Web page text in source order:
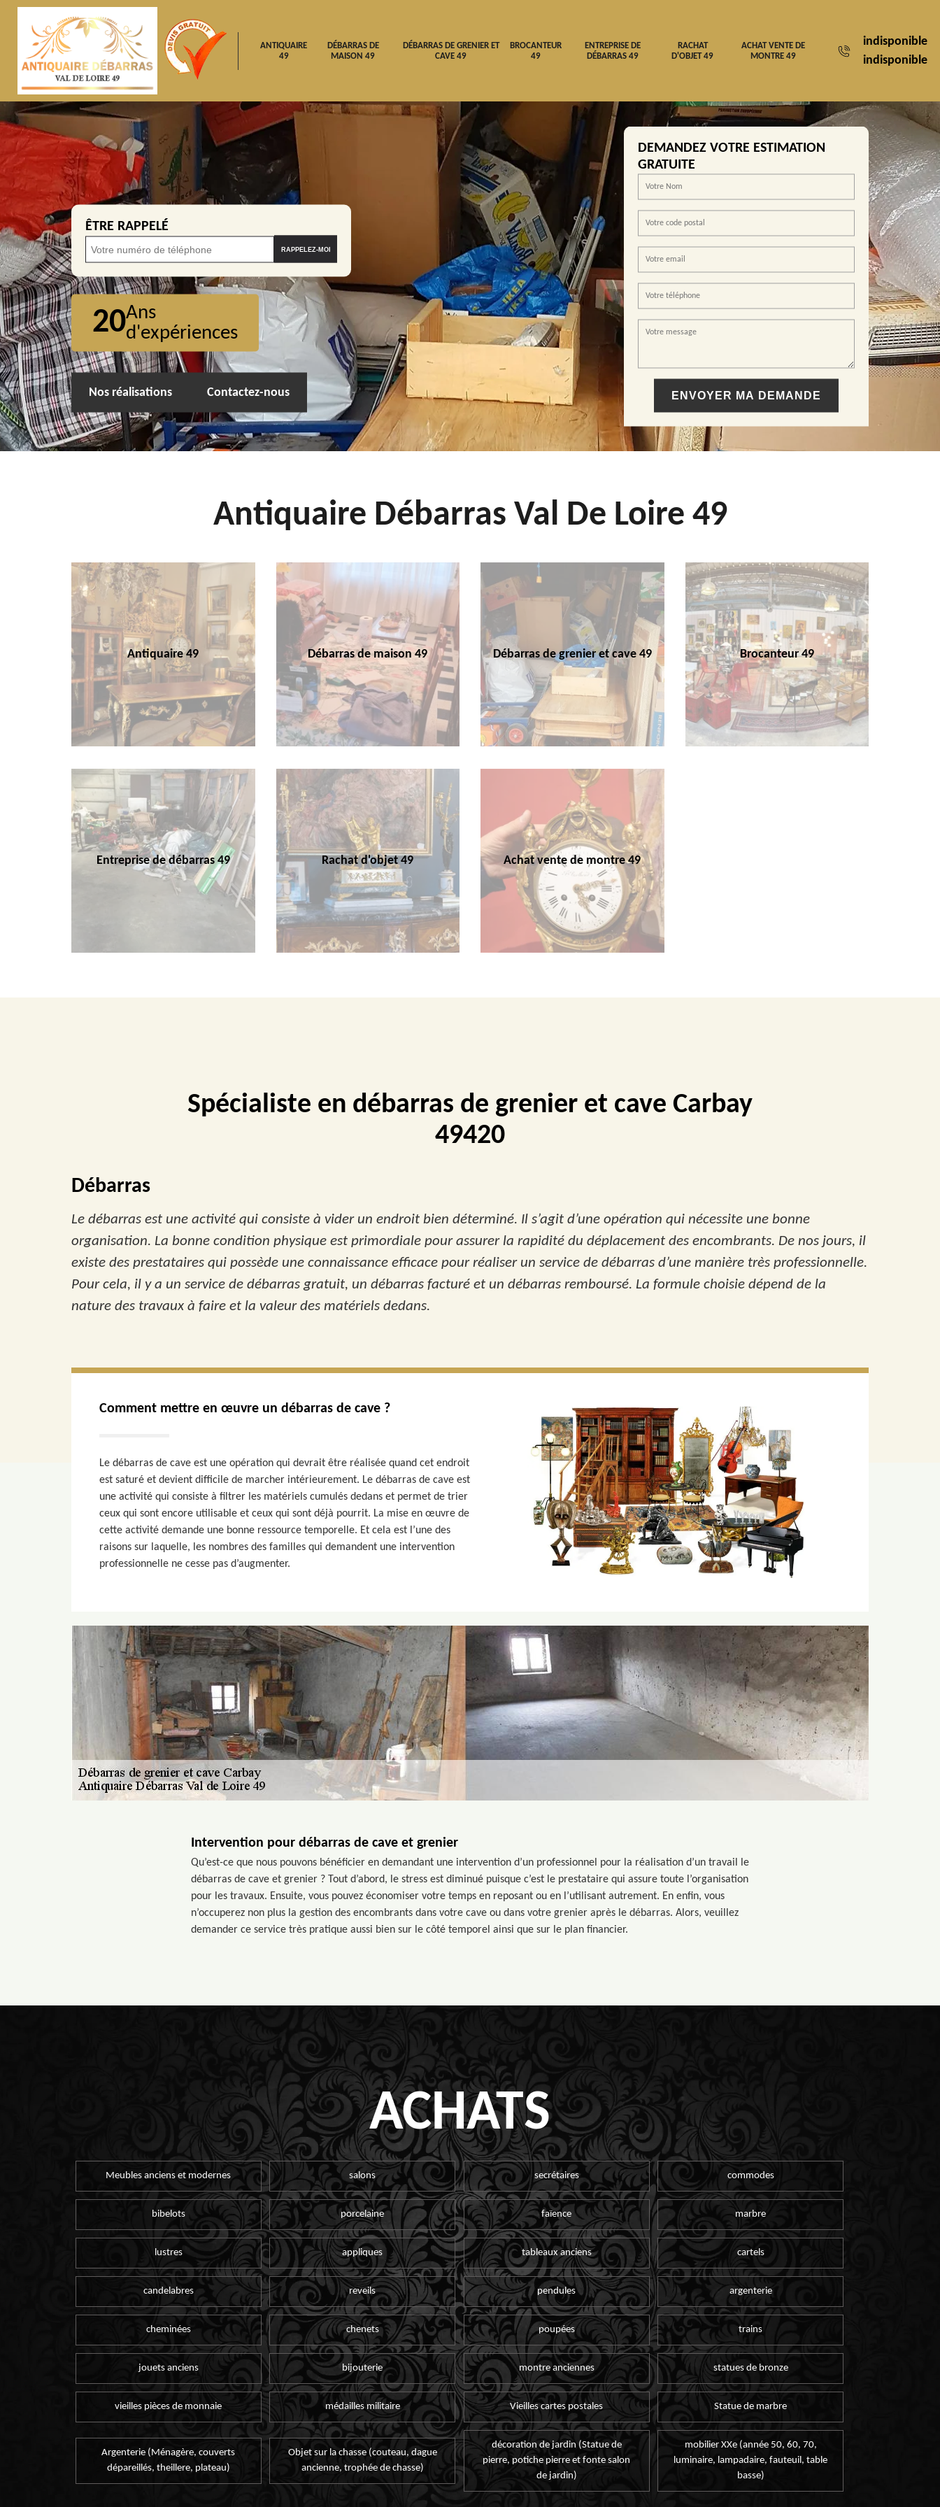
ANTIQUAIRE
49
DÉBARRAS DE
MAISON 49
DÉBARRAS DE GRENIER ET
CAVE 49
BROCANTEUR
49
ENTREPRISE DE
DÉBARRAS 49
RACHAT
D'OBJET 49
ACHAT VENTE DE
MONTRE 49
indisponible
indisponible
ÊTRE RAPPELÉ
20Ans
d'expériences
Nos réalisations Contactez-nous
DEMANDEZ VOTRE ESTIMATION
GRATUITE
Antiquaire Débarras Val De Loire 49
Antiquaire 49 Débarras de maison 49 Débarras de grenier et cave 49 Brocanteur 49
Entreprise de débarras 49 Rachat d'objet 49 Achat vente de montre 49
Spécialiste en débarras de grenier et cave Carbay
49420
Débarras
Le débarras est une activité qui consiste à vider un endroit bien déterminé. Il s’agit d’une opération qui nécessite une bonne
organisation. La bonne condition physique est primordiale pour assurer la rapidité du déplacement des encombrants. De nos jours, il
existe des prestataires qui possède une connaissance efficace pour réaliser un service de débarras d’une manière très professionnelle.
Pour cela, il y a un service de débarras gratuit, un débarras facturé et un débarras remboursé. La formule choisie dépend de la
nature des travaux à faire et la valeur des matériels dedans.
Comment mettre en œuvre un débarras de cave ?
Le débarras de cave est une opération qui devrait être réalisée quand cet endroit
est saturé et devient difficile de marcher intérieurement. Le débarras de cave est
une activité qui consiste à filtrer les matériels cumulés dedans et permet de trier
ceux qui sont encore utilisable et ceux qui sont déjà pourrit. La mise en œuvre de
cette activité demande une bonne ressource temporelle. Et cela est l’une des
raisons sur laquelle, les nombres des familles qui demandent une intervention
professionnelle ne cesse pas d’augmenter.
Intervention pour débarras de cave et grenier
Qu’est-ce que nous pouvons bénéficier en demandant une intervention d’un professionnel pour la réalisation d’un travail le
débarras de cave et grenier ? Tout d’abord, le stress est diminué puisque c’est le prestataire qui assure toute l’organisation
pour les travaux. Ensuite, vous pouvez économiser votre temps en reposant ou en l’utilisant autrement. En enfin, vous
n’occuperez non plus la gestion des encombrants dans votre cave ou dans votre grenier après le débarras. Alors, veuillez
demander ce service très pratique aussi bien sur le côté temporel ainsi que sur le plan financier.
ACHATS
Meubles anciens et modernes salons secrétaires commodes
bibelots porcelaine faïence marbre
lustres appliques tableaux anciens cartels
candelabres reveils pendules argenterie
cheminées chenets poupées trains
jouets anciens bijouterie montre anciennes statues de bronze
vieilles pièces de monnaie médailles militaire Vieilles cartes postales Statue de marbre
Argenterie (Ménagère, couverts
dépareillés, theillere, plateau)
Objet sur la chasse (couteau, dague
ancienne, trophée de chasse)
décoration de jardin (Statue de
pierre, potiche pierre et fonte salon
de jardin)
mobilier XXe (année 50, 60, 70,
luminaire, lampadaire, fauteuil, table
basse)